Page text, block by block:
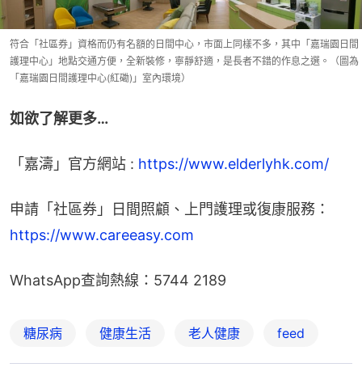
符合「社區券」資格而仍有名額的日間中心，市面上同樣不多，其中「嘉瑞園日間
護理中心」地點交通方便，全新裝修，寧靜舒適，是長者不錯的作息之選。（圖為
「嘉瑞園日間護理中心(紅磡)」室內環境）
如欲了解更多…
「嘉濤」官方網站 : https://www.elderlyhk.com/
申請「社區券」日間照顧、上門護理或復康服務：
https://www.careeasy.com
WhatsApp查詢熱線：5744 2189
糖尿病 健康生活 老人健康 feed